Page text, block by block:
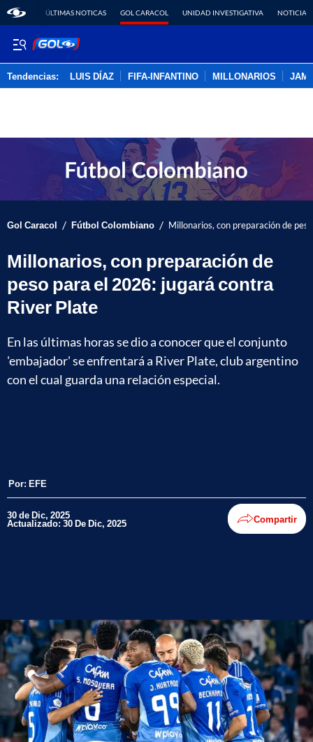
ÚLTIMAS NOTICAS GOL CARACOL UNIDAD INVESTIGATIVA NOTICIAS
Tendencias: LUIS DÍAZ FIFA-INFANTINO MILLONARIOS
Gol Caracol / Fútbol Colombiano / Millonarios, con preparación de
Millonarios, con preparación de
peso para el 2026: jugará contra
River Plate
En las últimas horas se dio a conocer que el conjunto
'embajador' se enfrentará a River Plate, club argentino
con el cual guarda una relación especial.
Por: EFE
30 de Dic, 2025
Actualizado: 30 De Dic, 2025 Compartir